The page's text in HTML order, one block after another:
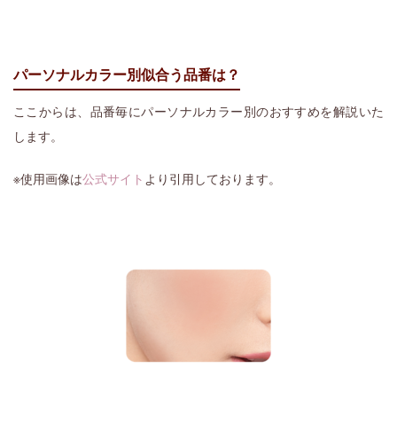
パーソナルカラー別似合う品番は？
ここからは、品番毎にパーソナルカラー別のおすすめを解説いた
します。
※使用画像は公式サイト より引用しております。